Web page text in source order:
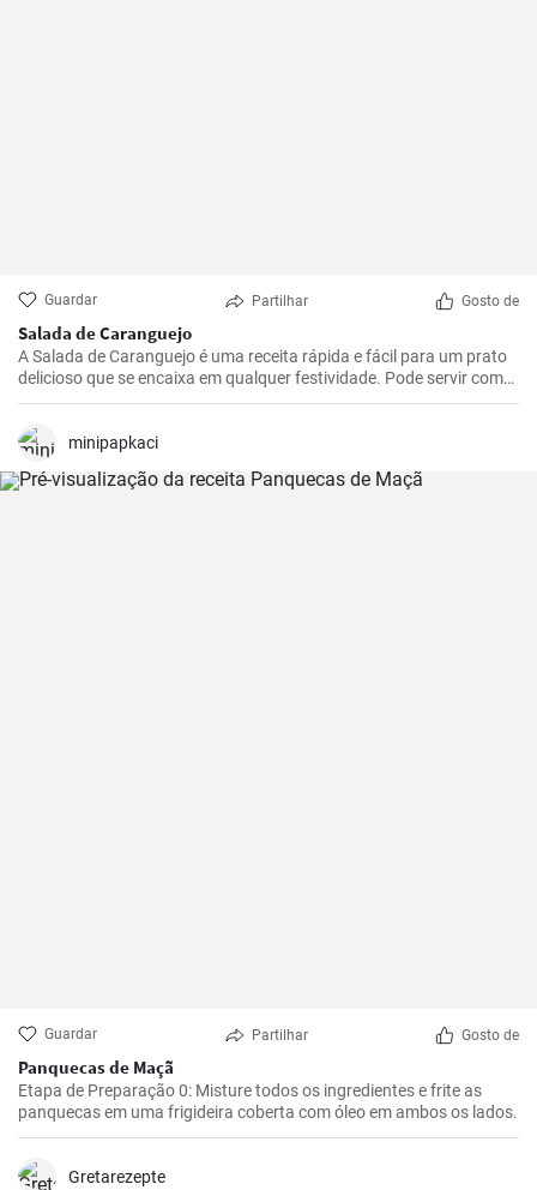
Guardar Partilhar Gosto de
Salada de Caranguejo
A Salada de Caranguejo é uma receita rápida e fácil para um prato
delicioso que se encaixa em qualquer festividade. Pode servir como
entrada ou prato principal.
minipapkaci
Guardar Partilhar Gosto de
Panquecas de Maçã
Etapa de Preparação 0: Misture todos os ingredientes e frite as
panquecas em uma frigideira coberta com óleo em ambos os lados.
Gretarezepte